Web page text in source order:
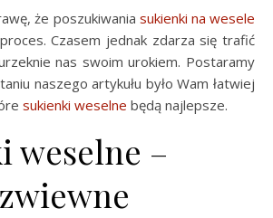
że poszukiwania sukienki na wesele
Czasem jednak zdarza się trafić
nas swoim urokiem. Postaramy
naszego artykułu było Wam łatwiej
sukienki weselne będą najlepsze.
weselne –